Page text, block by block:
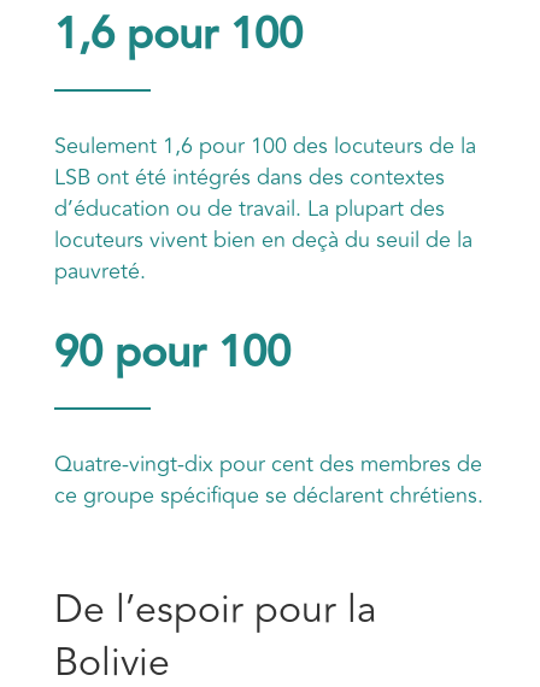
1,6 pour 100
Seulement 1,6 pour 100 des locuteurs de la
LSB ont été intégrés dans des contextes
d’éducation ou de travail. La plupart des
locuteurs vivent bien en deçà du seuil de la
pauvreté.
90 pour 100
Quatre-vingt-dix pour cent des membres de
ce groupe spécifique se déclarent chrétiens.
De l’espoir pour la
Bolivie